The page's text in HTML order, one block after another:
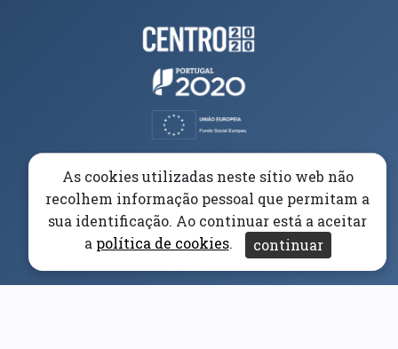
Parceiros e Financiadores
(abre em nova janela)
(abre em nova janela)
As cookies utilizadas neste sítio web não
recolhem informação pessoal que permitam a
sua identificação. Ao continuar está a aceitar
a política de cookies. continuar